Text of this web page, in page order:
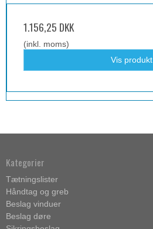
1.156,25 DKK
(inkl. moms)
Vis produkt
Kategorier
Tætningslister
Håndtag og greb
Beslag vinduer
Beslag døre